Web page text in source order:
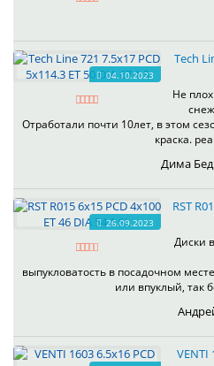
04.10.2023
Tech
Не
Отработали почти 10лет, в этом
краска.
Дима
26.09.2023
RST
Диски
выпукловатость в посадочном
или впуклый, так
VENTI